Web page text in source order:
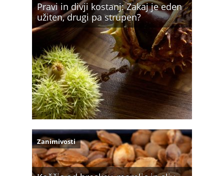
Pravi in divji kostanj: Zakaj je eden
užiten, drugi pa strupen?
Zanimivosti